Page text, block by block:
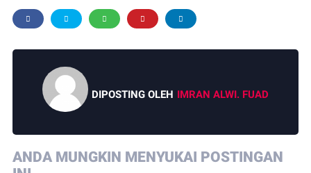
DIPOSTING OLEH IMRAN ALWI. FUAD
ANDA MUNGKIN MENYUKAI POSTINGAN